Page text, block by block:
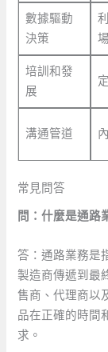
數據驅動
決策
培訓和發
展
溝通管道
常見問答
問：什麼是通路
答：通路業務是
製造商傳遞到最
售商、代理商以
品在正確的時間
求。